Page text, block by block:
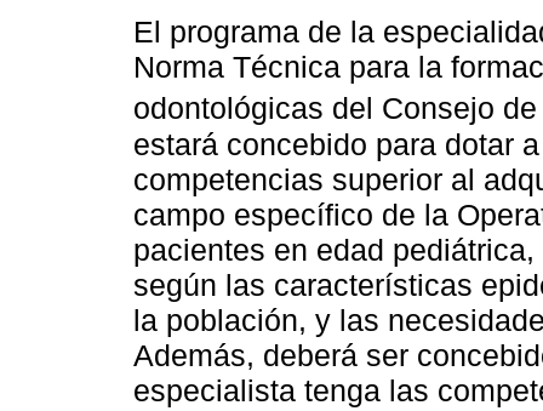
El programa de la
Norma Técnica para la
odontológicas del Consejo
estará concebido para dotar
competencias superior al
campo específico de la
pacientes en edad
según las características
la población, y las
Además, deberá ser
especialista tenga las